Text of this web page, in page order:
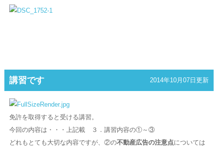
講習です 2014年10月07日更新
免許を取得すると受ける講習。
今回の内容は・・・上記載 ３．講習内容の①～③
どれもとても大切な内容ですが、②の不動産広告の注意点については